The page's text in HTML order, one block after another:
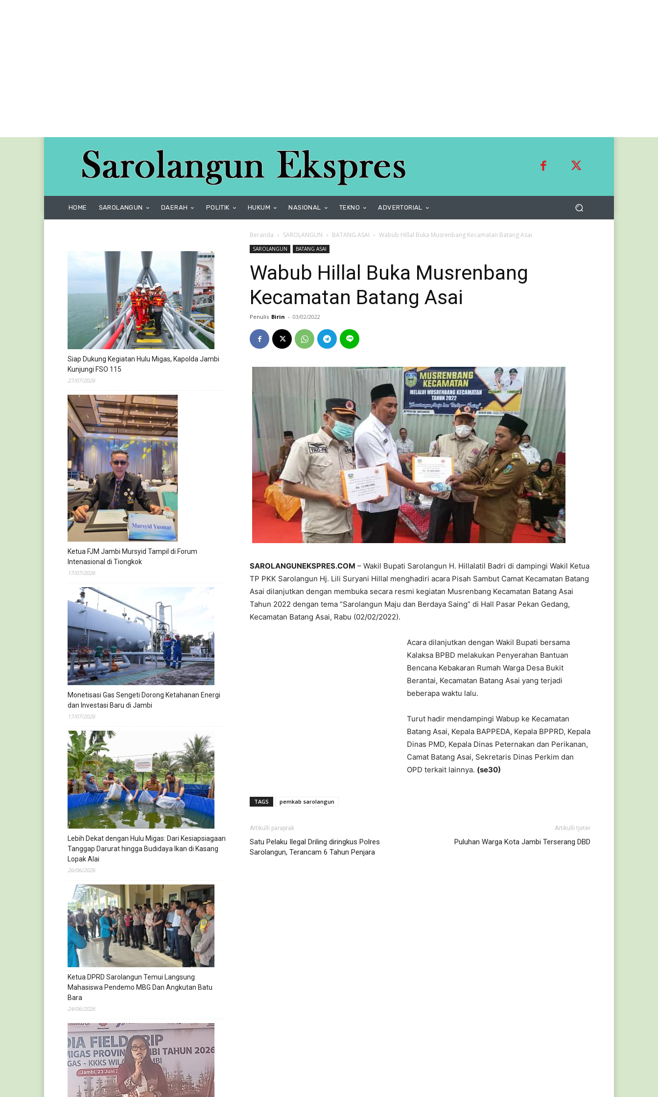
HOME SAROLANGUN DAERAH POLITIK HUKUM NASIONAL TEKNO ADVERTORIAL
Beranda SAROLANGUN BATANG ASAI Wabub Hillal Buka Musrenbang Kecamatan Batang Asai
SAROLANGUN BATANG ASAI
Wabub Hillal Buka Musrenbang
Kecamatan Batang Asai
Penulis Birin - 03/02/2022
SAROLANGUNEKSPRES.COM – Wakil Bupati Sarolangun H. Hillalatil Badri di dampingi Wakil Ketua
TP PKK Sarolangun Hj. Lili Suryani Hillal menghadiri acara Pisah Sambut Camat Kecamatan Batang
Asai dilanjutkan dengan membuka secara resmi kegiatan Musrenbang Kecamatan Batang Asai
Tahun 2022 dengan tema “Sarolangun Maju dan Berdaya Saing” di Hall Pasar Pekan Gedang,
Kecamatan Batang Asai, Rabu (02/02/2022).
Acara dilanjutkan dengan Wakil Bupati bersama
Kalaksa BPBD melakukan Penyerahan Bantuan
Bencana Kebakaran Rumah Warga Desa Bukit
Berantai, Kecamatan Batang Asai yang terjadi
beberapa waktu lalu.
Turut hadir mendampingi Wabup ke Kecamatan
Batang Asai, Kepala BAPPEDA, Kepala BPPRD, Kepala
Dinas PMD, Kepala Dinas Peternakan dan Perikanan,
Camat Batang Asai, Sekretaris Dinas Perkim dan
OPD terkait lainnya. (se30)
TAGS pemkab sarolangun
Artikulli paraprak
Satu Pelaku Ilegal Driling diringkus Polres
Sarolangun, Terancam 6 Tahun Penjara
Artikulli tjetër
Puluhan Warga Kota Jambi Terserang DBD
Siap Dukung Kegiatan Hulu Migas, Kapolda Jambi
Kunjungi FSO 115
27/07/2026
Ketua FJM Jambi Mursyid Tampil di Forum
Intenasional di Tiongkok
17/07/2026
Monetisasi Gas Sengeti Dorong Ketahanan Energi
dan Investasi Baru di Jambi
17/07/2026
Lebih Dekat dengan Hulu Migas: Dari Kesiapsiagaan
Tanggap Darurat hingga Budidaya Ikan di Kasang
Lopak Alai
26/06/2026
Ketua DPRD Sarolangun Temui Langsung
Mahasiswa Pendemo MBG Dan Angkutan Batu
Bara
24/06/2026